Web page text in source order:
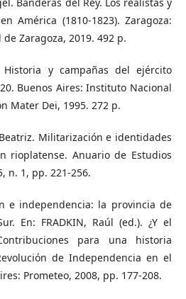
América (1810-1823). Zaragoza:
Zaragoza, 2019. 492 p.
Historia y campañas del ejército
Buenos Aires: Instituto Nacional
Mater Dei, 1995. 272 p.
Beatriz. Militarización e identidades
rioplatense. Anuario de Estudios
n. 1, pp. 221-256.
e independencia: la provincia de
En: FRADKIN, Raúl (ed.). ¿Y el
para una historia
de Independencia en el
Prometeo, 2008, pp. 177-208.